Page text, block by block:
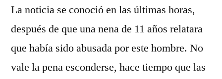
La noticia se conoció en las últimas horas,
después de que una nena de 11 años relatara
que había sido abusada por este hombre. No
vale la pena esconderse, hace tiempo que las